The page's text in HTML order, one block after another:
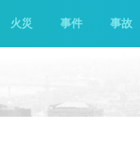
火災 事件 事故